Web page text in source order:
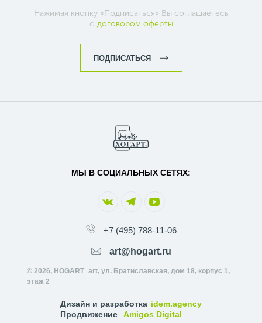
Нажимая кнопку «Подписаться» Вы соглашаетесь
с договором оферты
ПОДПИСАТЬСЯ
МЫ В СОЦИАЛЬНЫХ СЕТЯХ:
+7 (495) 788-11-06
art@hogart.ru
© 2026, HOGART_art, ул. Братиславская, дом 18, корпус 1,
этаж 2
Дизайн и разработка idem.agency
Продвижение
Amigos Digital